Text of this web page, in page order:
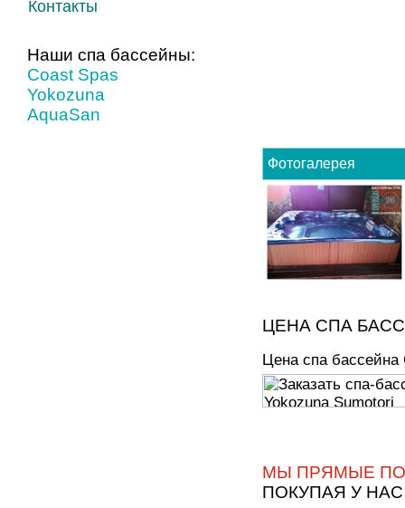
Фотогалерея
ЦЕНА СПА
Цена спа
МЫ ПРЯМЫЕ
ПОКУПАЯ У
Контакты
Наши спа бассейны:
Coast Spas
Yokozuna
AquaSan